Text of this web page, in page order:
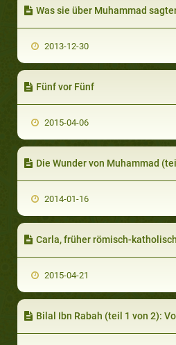
Was sie über Muhammad
2013-12-30
Fünf vor Fünf
2015-04-06
Die Wunder von Muhammad
2014-01-16
Carla, früher römisch-
2015-04-21
Bilal Ibn Rabah (teil 1 von 2): Von